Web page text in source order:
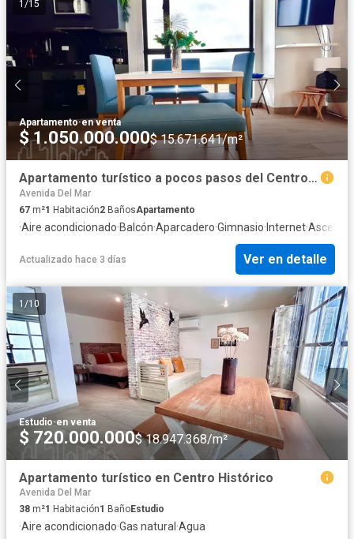
1 /15
Apartamento·en venta
$ 1.050.000.000$ 15.671.641/m²
Apartamento turístico a pocos pasos del Centro Histórico
Avenida Del Mar
67 m²1 Habitación2 BañosApartamento
·Aire acondicionado·Balcón·Aparcadero·Gimnasio· Internet·
Actualizado hace 3 días Ver en detalle
1 /10
Estudio·en venta
$ 720.000.000$ 18.947.368/m²
Apartamento turístico en Centro Histórico
Avenida Del Mar
38 m²1 Habitación1 BañoEstudio
·Aire acondicionado·Gas natural ·Agua